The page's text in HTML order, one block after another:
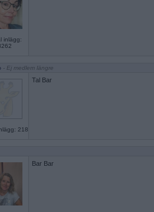
inlägg:
- Ej medlem längre
218
Tal Bar
Bar Bar